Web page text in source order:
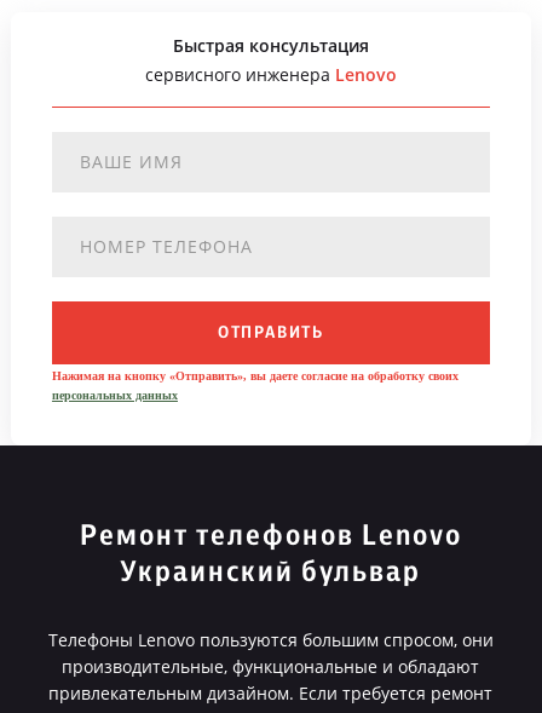
Быстрая консультация
сервисного инженера Lenovo
ОТПРАВИТЬ
Нажимая на кнопку «Отправить», вы даете согласие на обработку своих
персональных данных
Ремонт телефонов Lenovo
Украинский бульвар
Телефоны Lenovo пользуются большим спросом, они
производительные, функциональные и обладают
привлекательным дизайном. Если требуется ремонт